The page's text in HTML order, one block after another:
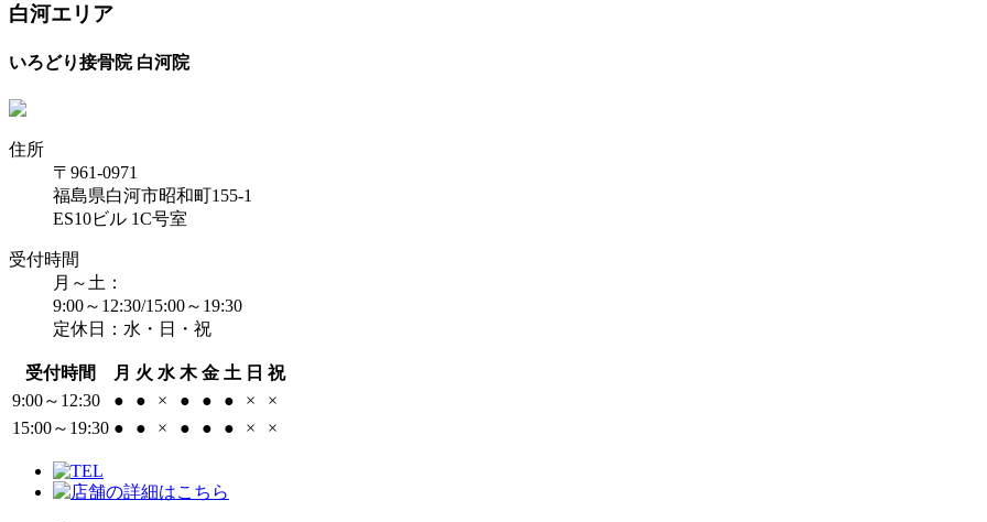
白河エリア
いろどり接骨院 白河院
住所
〒961-0971
福島県白河市昭和町155-1
ES10ビル 1C号室
受付時間
月～土：
9:00～12:30/15:00～19:30
定休日：水・日・祝
受付時間 月 火 水 木 金 土 日 祝
9:00～12:30
● ● × ● ● ● ×
×
15:00～19:30 ● ● × ● ● ● × ×